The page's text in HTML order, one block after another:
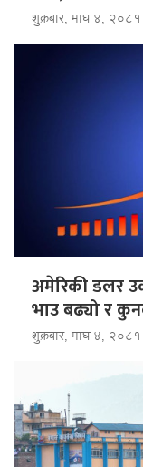
शुक्रबार, माघ ४, २०८१
अमेरिकी डलर
भाउ बढ्यो र
शुक्रबार, माघ ४, २०८१